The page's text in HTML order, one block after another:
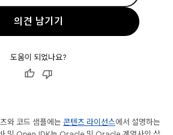
의견 남기기
도움이 되었나요?
와 코드 샘플에는 콘텐츠 라이선스에서 설명하는